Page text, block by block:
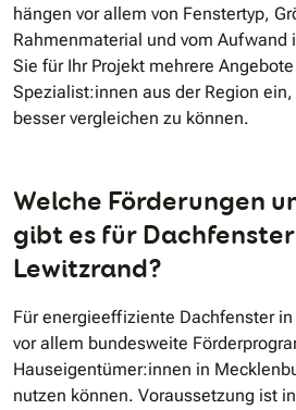
hängen vor allem von Fenstertyp,
Rahmenmaterial und vom Aufwand
Sie für Ihr Projekt mehrere
Spezialist:innen aus der Region
besser vergleichen zu können.
Welche Förderungen
gibt es für
Lewitzrand?
Für energieeffiziente Dachfenster
vor allem bundesweite
Hauseigentümer:innen in
nutzen können. Voraussetzung ist